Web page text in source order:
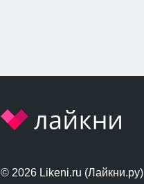
© 2026 Likeni.ru (Лайкни.ру)